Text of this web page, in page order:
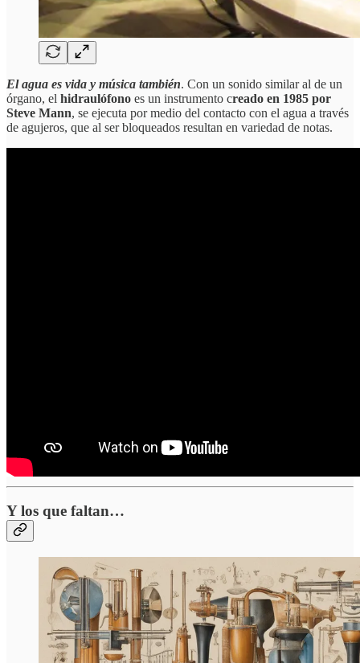
El agua es vida y música también. Con un sonido similar al de un
órgano, el hidraulófono es un instrumento creado en 1985 por
Steve Mann, se ejecuta por medio del contacto con el agua a través
de agujeros, que al ser bloqueados resultan en variedad de notas.
Y los que faltan…